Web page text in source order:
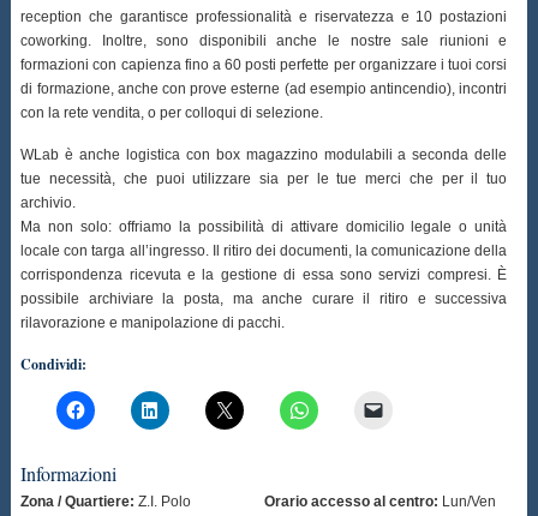
reception che garantisce professionalità e riservatezza e 10 postazioni
coworking. Inoltre, sono disponibili anche le nostre sale riunioni e
formazioni con capienza fino a 60 posti perfette per organizzare i tuoi corsi
di formazione, anche con prove esterne (ad esempio antincendio), incontri
con la rete vendita, o per colloqui di selezione.
WLab è anche logistica con box magazzino modulabili a seconda delle
tue necessità, che puoi utilizzare sia per le tue merci che per il tuo
archivio.
Ma non solo: offriamo la possibilità di attivare domicilio legale o unità
locale con targa all’ingresso. Il ritiro dei documenti, la comunicazione della
corrispondenza ricevuta e la gestione di essa sono servizi compresi. È
possibile archiviare la posta, ma anche curare il ritiro e successiva
rilavorazione e manipolazione di pacchi.
Condividi:
Informazioni
Zona / Quartiere: Z.I. Polo
Orario accesso al centro: Lun/Ven